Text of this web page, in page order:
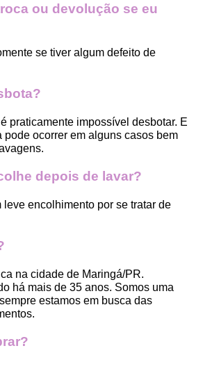
ou devolução se eu
se tiver algum defeito de
praticamente impossível desbotar. E
pode ocorrer em alguns casos bem
depois de lavar?
leve encolhimento por se tratar de
na cidade de Maringá/PR.
há mais de 35 anos. Somos uma
estamos em busca das